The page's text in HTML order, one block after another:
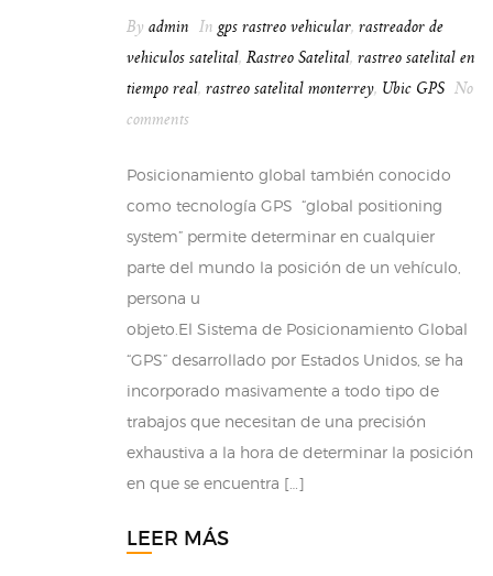
By admin In gps rastreo vehicular, rastreador de
vehiculos satelital, Rastreo Satelital, rastreo satelital en
tiempo real, rastreo satelital monterrey, Ubic GPS No
comments
Posicionamiento global también conocido
como tecnología GPS “global positioning
system” permite determinar en cualquier
parte del mundo la posición de un vehículo,
persona u
objeto.El Sistema de Posicionamiento Global
“GPS” desarrollado por Estados Unidos, se ha
incorporado masivamente a todo tipo de
trabajos que necesitan de una precisión
exhaustiva a la hora de determinar la posición
en que se encuentra […]
LEER MÁS